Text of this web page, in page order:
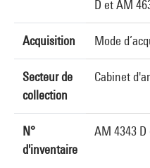
D et AM
Acquisition Mode
Secteur de
collection
Cabinet
N°
d'inventaire
AM 4343 D